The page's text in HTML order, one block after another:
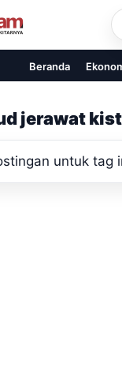
Beranda
jerawat
untuk tag